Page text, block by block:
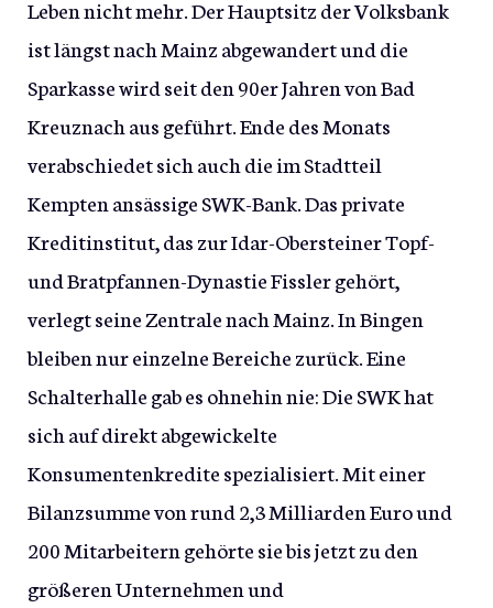
Leben nicht mehr. Der Hauptsitz der Volksbank
ist längst nach Mainz abgewandert und die
Sparkasse wird seit den 90er Jahren von Bad
Kreuznach aus geführt. Ende des Monats
verabschiedet sich auch die im Stadtteil
Kempten ansässige SWK-Bank. Das private
Kreditinstitut, das zur Idar-Obersteiner Topf-
und Bratpfannen-Dynastie Fissler gehört,
verlegt seine Zentrale nach Mainz. In Bingen
bleiben nur einzelne Bereiche zurück. Eine
Schalterhalle gab es ohnehin nie: Die SWK hat
sich auf direkt abgewickelte
Konsumentenkredite spezialisiert. Mit einer
Bilanzsumme von rund 2,3 Milliarden Euro und
200 Mitarbeitern gehörte sie bis jetzt zu den
größeren Unternehmen und